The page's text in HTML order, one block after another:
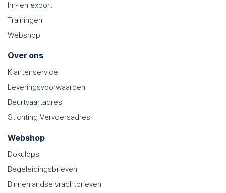
Im- en export
Trainingen
Webshop
Over ons
Klantenservice
Leveringsvoorwaarden
Beurtvaartadres
Stichting Vervoersadres
Webshop
Dokulops
Begeleidingsbrieven
Binnenlandse vrachtbrieven